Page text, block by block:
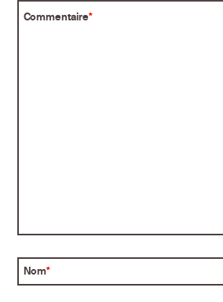
Commentaire*
Nom*